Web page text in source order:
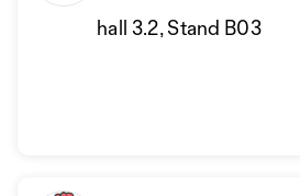
hall 3.2, Stand B03